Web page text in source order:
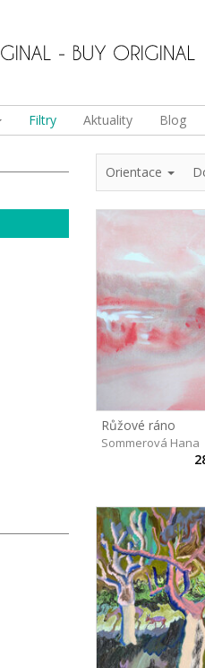
Filtry Aktuality Blog
Orientace
Růžové ráno
Sommerová Hana